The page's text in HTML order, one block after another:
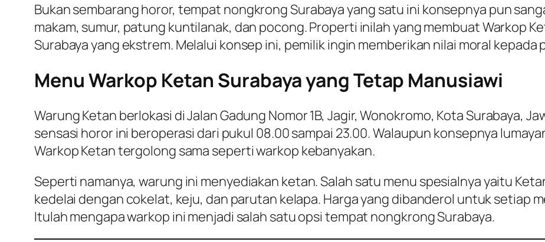
Bukan sembarang horor, tempat nongkrong Surabaya yang satu ini konsepnya pun
makam, sumur, patung kuntilanak, dan pocong. Properti inilah yang membuat Warkop
Surabaya yang ekstrem. Melalui konsep ini, pemilik ingin memberikan nilai moral kepada
Menu Warkop Ketan Surabaya yang Tetap Manusiawi
Warung Ketan berlokasi di Jalan Gadung Nomor 1B, Jagir, Wonokromo, Kota Surabaya,
sensasi horor ini beroperasi dari pukul 08.00 sampai 23.00. Walaupun konsepnya
Warkop Ketan tergolong sama seperti warkop kebanyakan.
Seperti namanya, warung ini menyediakan ketan. Salah satu menu spesialnya yaitu
kedelai dengan cokelat, keju, dan parutan kelapa. Harga yang dibanderol untuk setiap
Itulah mengapa warkop ini menjadi salah satu opsi tempat nongkrong Surabaya.